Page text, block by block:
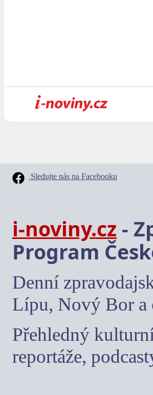
Sledujte nás na Facebooku
i-noviny.cz -
Program
Denní
Lípu, Nový Bor a
Přehledný
reportáže,